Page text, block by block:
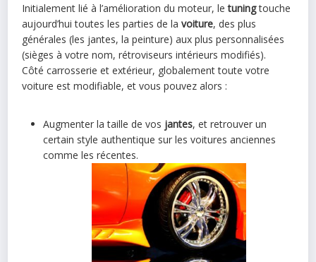
Initialement lié à l’amélioration du moteur, letuningtouche
aujourd’hui toutes les parties de lavoiture, des plus
générales (les jantes, la peinture) aux plus personnalisées
(sièges à votre nom, rétroviseurs intérieurs modifiés).
Côté carrosserie et extérieur, globalement toute votre
voiture est modifiable, et vous pouvez alors :
Augmenter la taille de vos jantes, et retrouver un
certain style authentique sur les voitures anciennes
comme les récentes.